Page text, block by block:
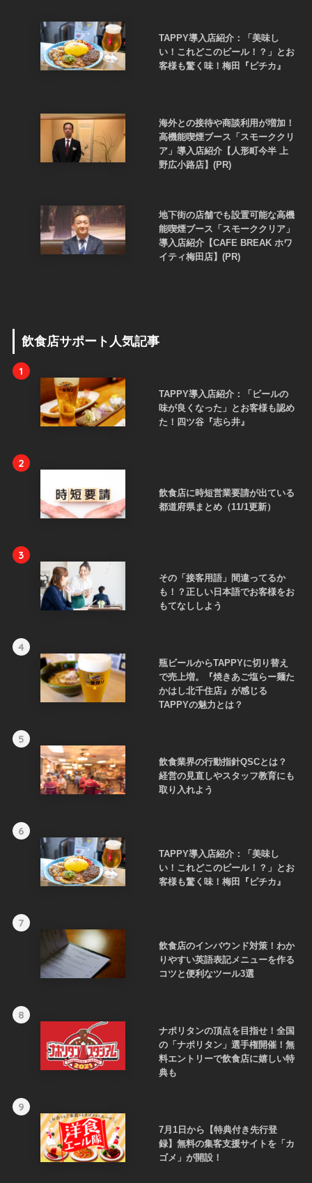
TAPPY導入店紹介：「美味し
い！これどこのビール！？」とお
客様も驚く味！梅田『ピチカ』
海外との接待や商談利用が増加！
高機能喫煙ブース「スモーククリ
ア」導入店紹介【人形町今半 上
野広小路店】(PR)
地下街の店舗でも設置可能な高機
能喫煙ブース「スモーククリア」
導入店紹介【CAFE BREAK ホワ
イティ梅田店】(PR)
飲食店サポート人気記事
1
TAPPY導入店紹介：「ビールの
味が良くなった」とお客様も認め
た！四ツ谷『志ら井』
2
飲食店に時短営業要請が出ている
都道府県まとめ（11/1更新）
3
その「接客用語」間違ってるか
も！？正しい日本語でお客様をお
もてなししよう
4
瓶ビールからTAPPYに切り替え
で売上増。『焼きあご塩らー麺た
かはし北千住店』が感じる
TAPPYの魅力とは？
5
飲食業界の行動指針QSCとは？
経営の見直しやスタッフ教育にも
取り入れよう
6
TAPPY導入店紹介：「美味し
い！これどこのビール！？」とお
客様も驚く味！梅田『ピチカ』
7
飲食店のインバウンド対策！わか
りやすい英語表記メニューを作る
コツと便利なツール3選
8
ナポリタンの頂点を目指せ！全国
の「ナポリタン」選手権開催！無
料エントリーで飲食店に嬉しい特
典も
9
7月1日から【特典付き先行登
録】無料の集客支援サイトを「カ
ゴメ」が開設！